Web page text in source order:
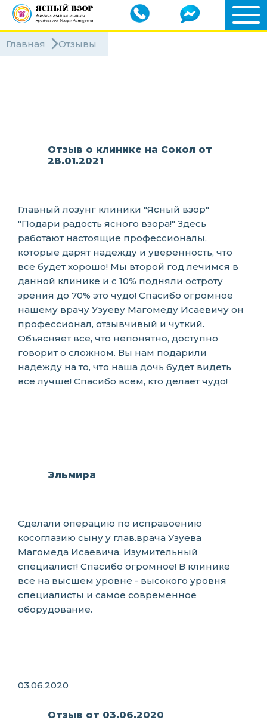
Главная Отзывы
Отзыв о клинике на Сокол от
28.01.2021
Главный лозунг клиники "Ясный взор"
"Подари радость ясного взора!" Здесь
работают настоящие профессионалы,
которые дарят надежду и уверенность, что
все будет хорошо! Мы второй год лечимся в
данной клинике и с 10% подняли остроту
зрения до 70% это чудо! Спасибо огромное
нашему врачу Узуеву Магомеду Исаевичу он
профессионал, отзывчивый и чуткий.
Объясняет все, что непонятно, доступно
говорит о сложном. Вы нам подарили
надежду на то, что наша дочь будет видеть
все лучше! Спасибо всем, кто делает чудо!
Эльмира
Сделали операцию по исправоению
косоглазию сыну у глав.врача Узуева
Магомеда Исаевича. Изумительный
специалист! Спасибо огромное! В клинике
все на высшем уровне - высокого уровня
специалисты и самое современное
оборудование.
03.06.2020
Отзыв от 03.06.2020